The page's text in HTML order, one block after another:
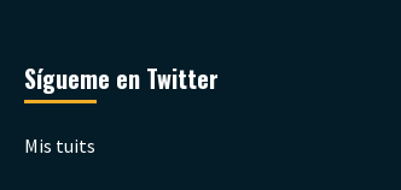
Sígueme en Twitter
Mis tuits